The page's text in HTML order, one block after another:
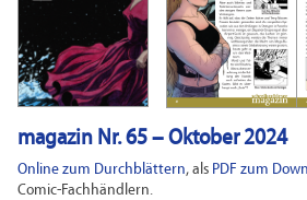
magazin Nr. 65 – Oktober 2024
Online zum Durchblättern, als PDF zum
Comic-Fachhändlern.